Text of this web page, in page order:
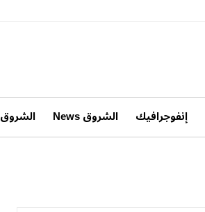
إنفوجرافيك الشروق News الشروق TV